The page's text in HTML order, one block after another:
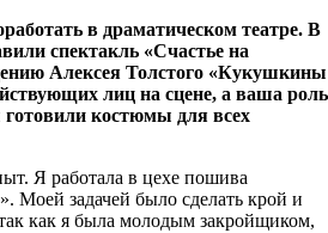
в драматическом театре. В
спектакль «Счастье на
Алексея Толстого «Кукушкины
лиц на сцене, а ваша роль
костюмы для всех
Я работала в цехе пошива
Моей задачей было сделать крой и
как я была молодым закройщиком,